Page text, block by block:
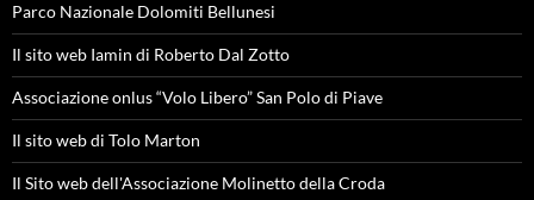
Parco Nazionale Dolomiti Bellunesi
Il sito web Iamin di Roberto Dal Zotto
Associazione onlus “Volo Libero” San Polo di Piave
Il sito web di Tolo Marton
Il Sito web dell'Associazione Molinetto della Croda